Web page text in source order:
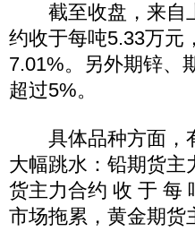
截至收盘，来自上
约收于每吨5.33万元
7.01%。另外期锌、
超过5%。
具体品种方面，有
大幅跳水：铅期货主
货主力合约 收 于 每
市场拖累，黄金期货